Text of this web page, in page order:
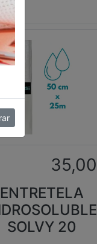
35,00
ENTRETELA
SOLVY 20